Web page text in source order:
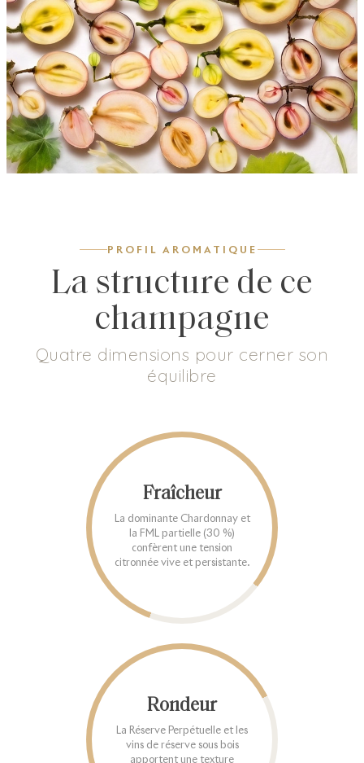
PROFIL AROMATIQUE
La structure de ce
champagne
Quatre dimensions pour cerner son
équilibre
Fraîcheur
La dominante Chardonnay et
la FML partielle (30 %)
confèrent une tension
citronnée vive et persistante.
Rondeur
La Réserve Perpétuelle et les
vins de réserve sous bois
apportent une texture